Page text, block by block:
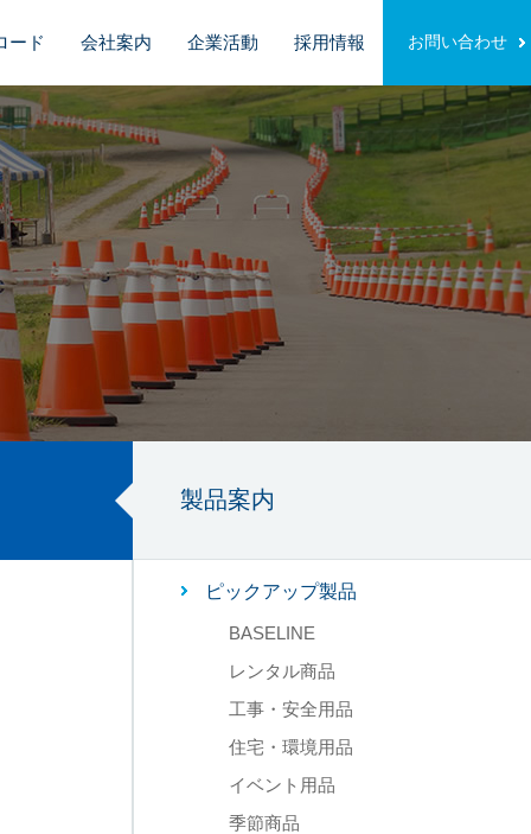
ード 会社案内 企業活動 採用情報 お問い合わせ
製品案内
ピックアップ製品
BASELINE
レンタル商品
工事・安全用品
住宅・環境用品
イベント用品
季節商品